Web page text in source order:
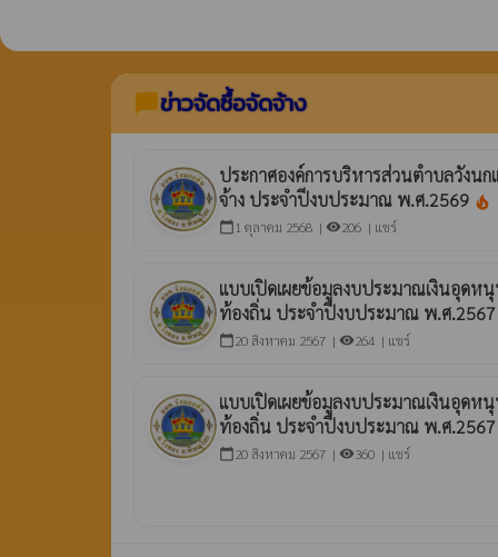
chat_bubbleข่าวจัดซื้อจัดจ้าง
ประกาศองค์การบริหารส่วนตำบลวังนก
จ้าง ประจำปีงบประมาณ พ.ศ.2569 local_fire_department
calendar_today1 ตุลาคม 2568 | visibility206 | แชร์
แบบเปิดเผยข้อมูลงบประมาณเงินอุดห
ท้องถิ่น ประจำปีงบประมาณ พ.ศ
calendar_today20 สิงหาคม 2567 | visibility264 | แชร์
แบบเปิดเผยข้อมูลงบประมาณเงินอุดห
ท้องถิ่น ประจำปีงบประมาณ พ.ศ
calendar_today20 สิงหาคม 2567 | visibility360 | แชร์